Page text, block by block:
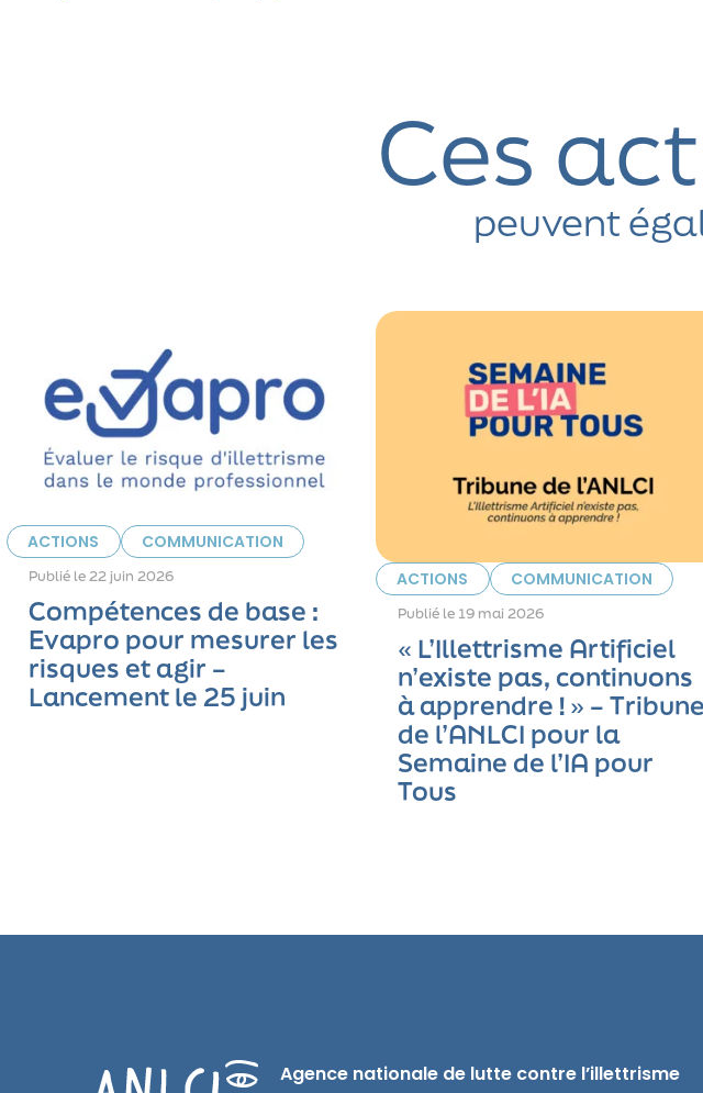
Ces
peuvent
ACTIONS COMMUNICATION
Publié le22 juin 2026
Compétences de base :
Evapro pour mesurer les
risques et agir –
Lancement le 25 juin
ACTIONS COMMUNICATION
Publié le 19 mai 2026
« L’Illettrisme Artificiel
n’existe pas, continuons
à apprendre ! » – Tribune
de l’ANLCI pour la
Semaine de l’IA pour
Tous
Agence nationale de lutte contre l’illettrisme